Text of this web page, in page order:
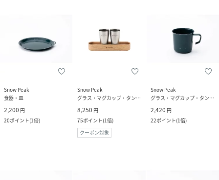
Snow Peak
食器・皿
2,200 円
20ポイント(1倍)
Snow Peak
グラス・マグカップ・タンブラー
8,250 円
75ポイント(1倍)
クーポン対象
Snow Peak
グラス・マグカップ・タンブラー
2,420 円
22ポイント(1倍)